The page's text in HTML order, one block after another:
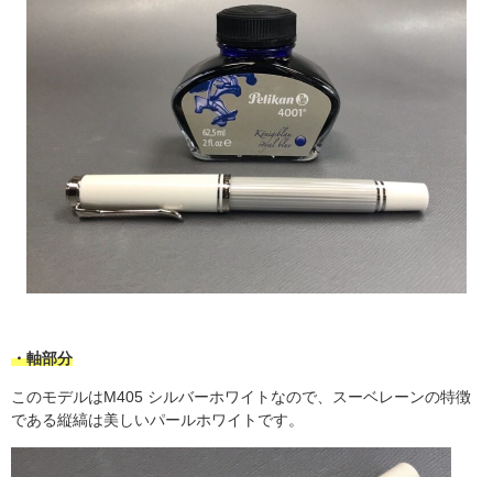
・軸部分
このモデルは M405 シルバーホワイトなので、スーベレーンの特徴
である縦縞は美しいパールホワイトです。